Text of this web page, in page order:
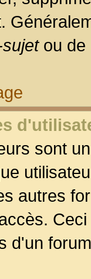
ou de
sont
autres
d'un